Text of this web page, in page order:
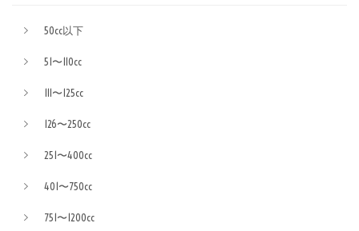
50cc以下
51〜110cc
111〜125cc
126〜250cc
251〜400cc
401〜750cc
751〜1200cc